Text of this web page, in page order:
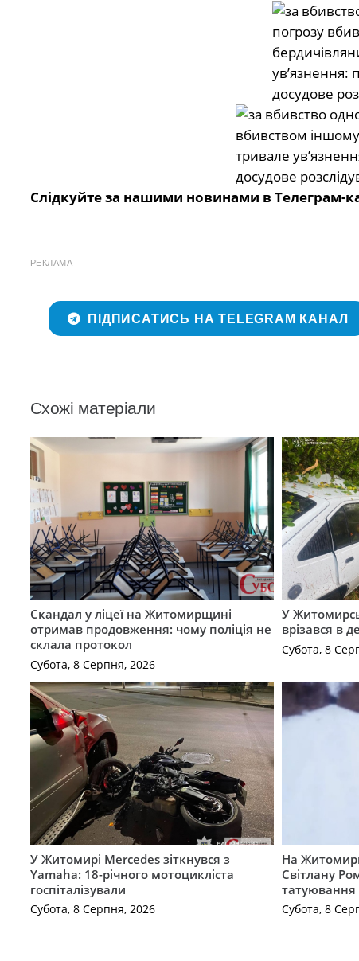
Слідкуйте за нашими новинами в Телеграм-
РЕКЛАМА
ПІДПИСАТИСЬ НА TELEGRAM КАНАЛ
Схожі матеріали
Скандал у ліцеї на Житомирщині
отримав продовження: чому поліція не
склала протокол
Субота, 8 Серпня, 2026
У
врізався в
Субота, 8
У Житомирі Mercedes зіткнувся з
Yamaha: 18-річного мотоцикліста
госпіталізували
Субота, 8 Серпня, 2026
На
Світлану
татуювання
Субота, 8